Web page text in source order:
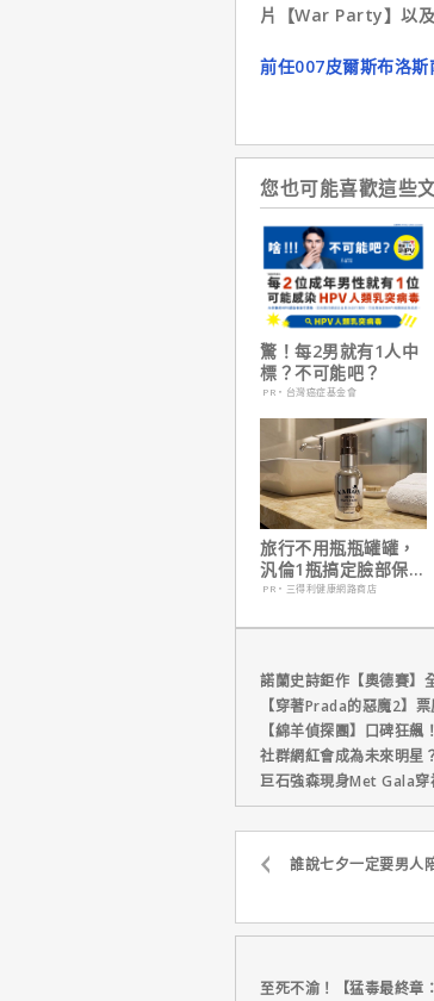
片【War Party】以
前任007皮爾斯布洛
您也可能喜歡這些
驚！每2男就有1人中
標？不可能吧？
PR・台灣癌症基金會
旅行不用瓶瓶罐罐，
汎倫1瓶搞定臉部保
養！
PR・三得利健康網路商店
諾蘭史詩鉅作【奧德賽】
【穿著Prada的惡魔2】
【綿羊偵探團】口碑狂
社群網紅會成為未來明星
巨石強森現身Met Gala穿
誰說七夕一定要男人
至死不渝！【猛毒最終章